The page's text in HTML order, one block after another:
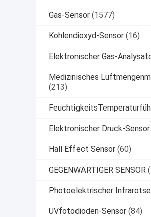
Gas-Sensor (1577)
Kohlendioxyd-Sensor (16)
Elektronischer Gas-
Medizinisches
(213)
Elektronischer Druck-Sensor
Hall Effect Sensor (60)
GEGENWÄRTIGER SENSOR
Photoelektrischer
UVfotodioden-Sensor (84)